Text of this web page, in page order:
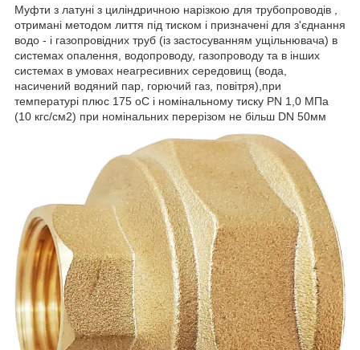
Муфти з латуні з циліндричною нарізкою для трубопроводів ,
отримані методом лиття під тиском і призначені для з'єднання
водо - і газопровідних труб (із застосуванням ущільнювача) в
системах опалення, водопроводу, газопроводу та в інших
системах в умовах неагресивних середовищ (вода,
насичений водяний пар, горючий газ, повітря),при
температурі плюс 175 оС і номінальному тиску PN 1,0 МПа
(10 кгс/см2) при номінальних перерізом не більш DN 50мм